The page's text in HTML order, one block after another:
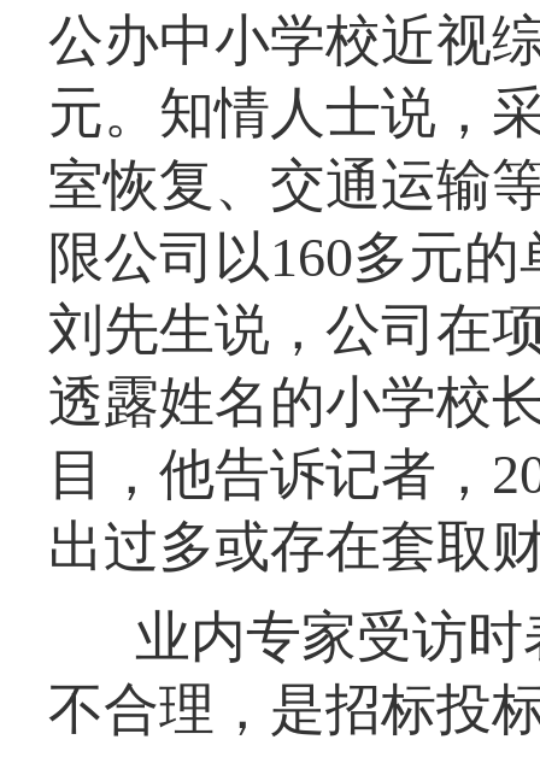
公办中小学校近视
元。知情人士说，
室恢复、交通运输
限公司以160多元
刘先生说，公司在
透露姓名的小学校
目，他告诉记者，
出过多或存在套取
业内专家受访
不合理，是招标投